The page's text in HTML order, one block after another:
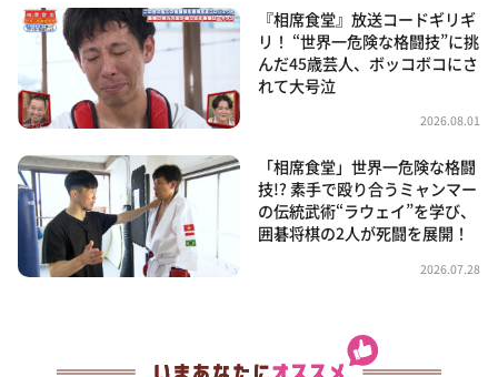
『相席食堂』放送コードギリギ
リ！ “世界一危険な格闘技”に挑
んだ45歳芸人、ボッコボコにさ
れて大号泣
2026.08.01
「相席食堂」世界一危険な格闘
技!? 素手で殴り合うミャンマー
の伝統武術“ラウェイ”を学び、
囲碁将棋の2人が死闘を展開！
2026.07.28